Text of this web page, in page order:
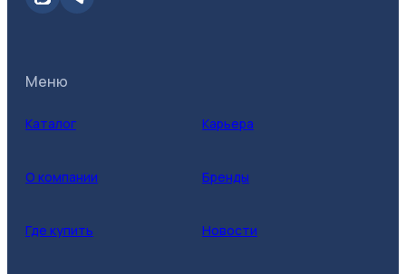
Меню
Каталог Карьера
О компании Бренды
Где купить Новости